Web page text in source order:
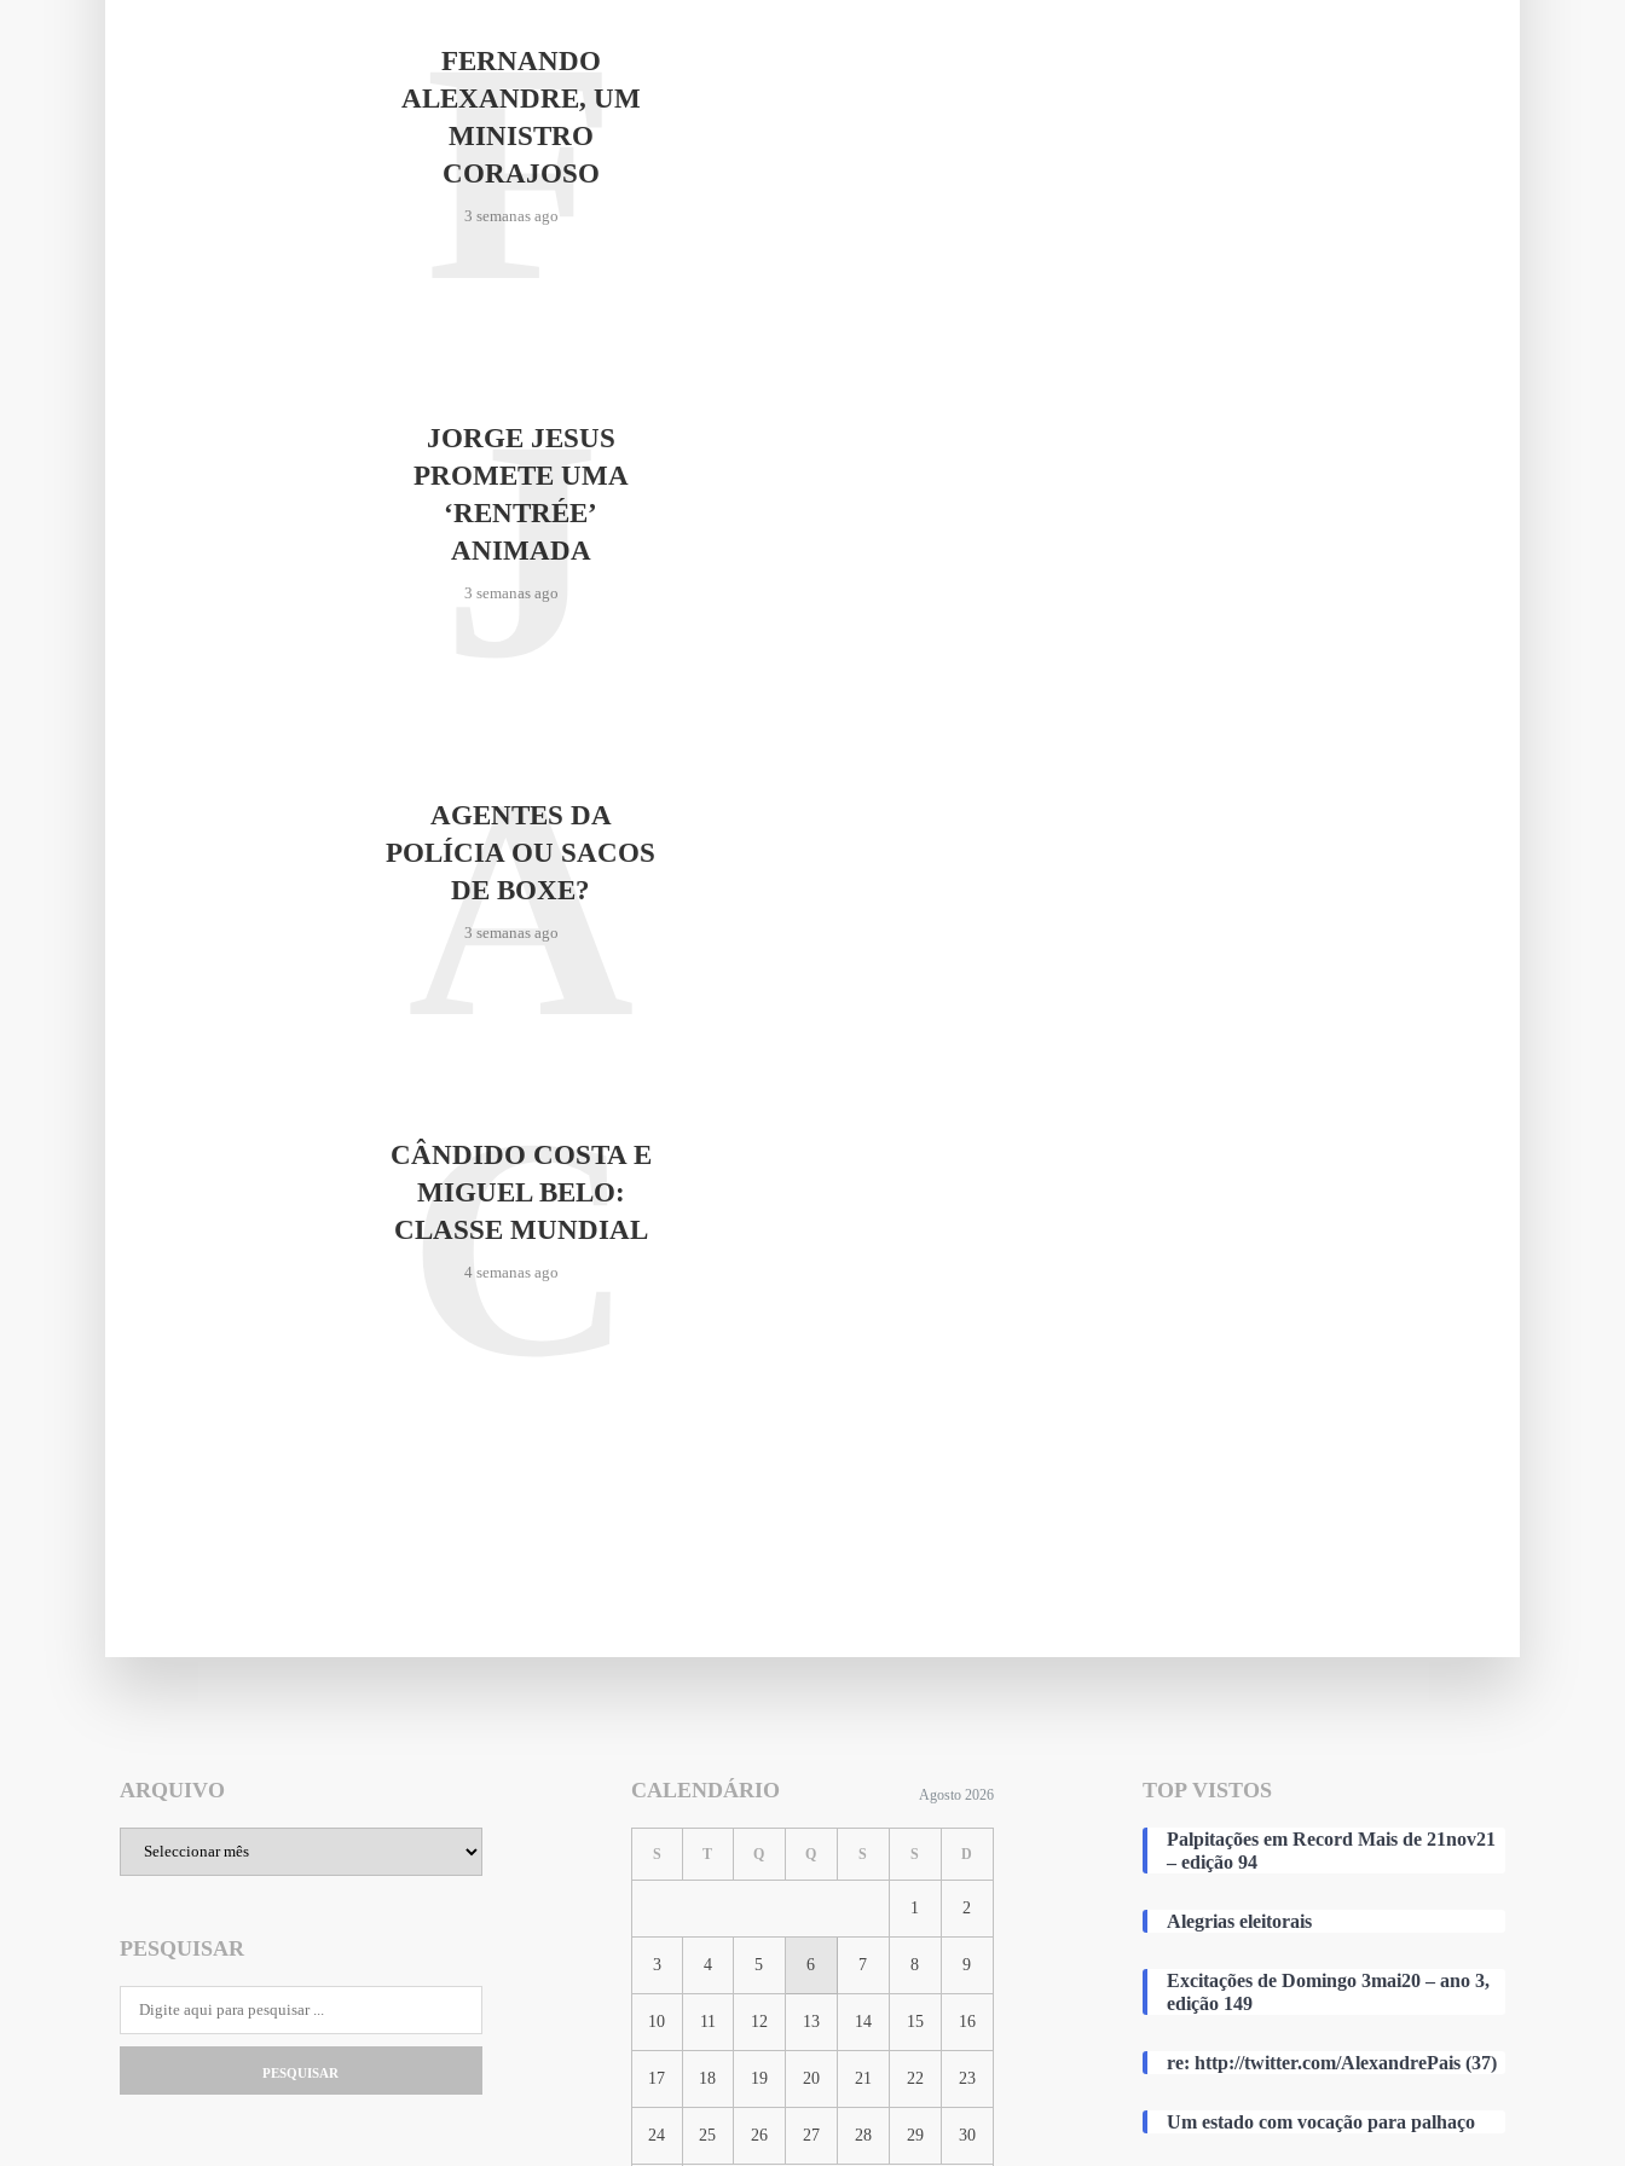
FERNANDO
ALEXANDRE, UM
MINISTRO
CORAJOSO
3 semanas ago
F
JORGE JESUS
PROMETE UMA
‘RENTRÉE’
ANIMADA
3 semanas ago
J
AGENTES DA
POLÍCIA OU SACOS
DE BOXE?
3 semanas ago
A
CÂNDIDO COSTA E
MIGUEL BELO:
CLASSE MUNDIAL
4 semanas ago
C
ARQUIVO
Arquivo
PESQUISAR
PESQUISAR
CALENDÁRIO Agosto 2026
S T Q Q S S D
1 2
3 4 5 6 7 8 9
10 11 12 13 14 15 16
17 18 19 20 21 22 23
24 25 26 27 28 29 30
TOP VISTOS
Palpitações em Record Mais de 21nov21
– edição 94
Alegrias eleitorais
Excitações de Domingo 3mai20 – ano 3,
edição 149
re: http://twitter.com/AlexandrePais (37)
Um estado com vocação para palhaço